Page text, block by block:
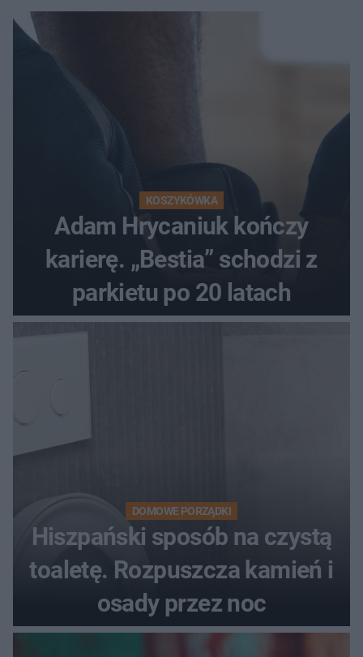
KOSZYKÓWKA
Adam Hrycaniuk kończy
karierę. „Bestia” schodzi z
parkietu po 20 latach
DOMOWE PORZĄDKI
Hiszpański sposób na czystą
toaletę. Rozpuszcza kamień i
osady przez noc